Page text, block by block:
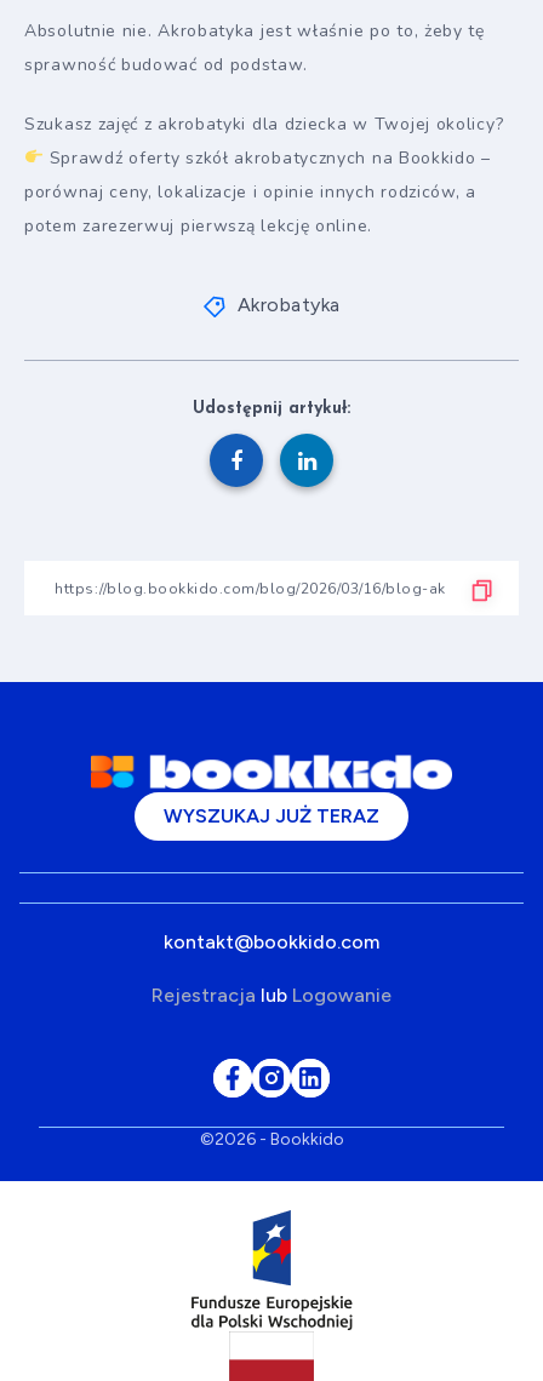
Absolutnie nie. Akrobatyka jest właśnie po to, żeby tę
sprawność budować od podstaw.
Szukasz zajęć z akrobatyki dla dziecka w Twojej okolicy?
Sprawdź oferty szkół akrobatycznych na Bookkido –
porównaj ceny, lokalizacje i opinie innych rodziców, a
potem zarezerwuj pierwszą lekcję online.
Akrobatyka
Udostępnij artykuł:
WYSZUKAJ JUŻ TERAZ
kontakt@bookkido.com
Rejestracja lub Logowanie
©2026 - Bookkido